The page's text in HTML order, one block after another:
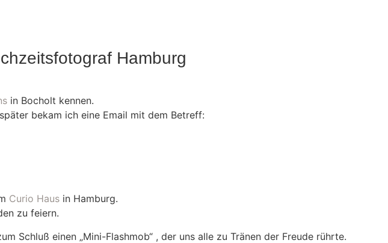
Hamburg
in Bocholt kennen.
bekam ich eine Email mit dem Betreff:
Curio Haus in Hamburg.
zu feiern.
Schluß einen „Mini-Flashmob“ , der uns alle zu Tränen der Freude rührte.